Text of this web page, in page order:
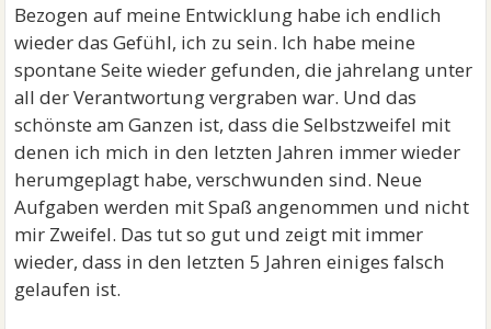
Bezogen auf meine Entwicklung habe ich endlich
wieder das Gefühl, ich zu sein. Ich habe meine
spontane Seite wieder gefunden, die jahrelang unter
all der Verantwortung vergraben war. Und das
schönste am Ganzen ist, dass die Selbstzweifel mit
denen ich mich in den letzten Jahren immer wieder
herumgeplagt habe, verschwunden sind. Neue
Aufgaben werden mit Spaß angenommen und nicht
mir Zweifel. Das tut so gut und zeigt mit immer
wieder, dass in den letzten 5 Jahren einiges falsch
gelaufen ist.